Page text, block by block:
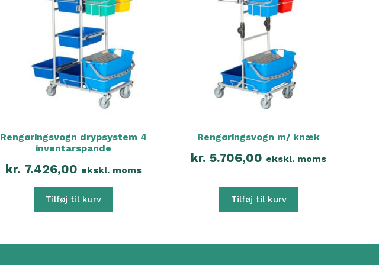
Rengøringsvogn drypsystem 4
inventarspande
kr. 7.426,00 ekskl. moms
Tilføj til kurv
Rengøringsvogn m/ knæk
kr. 5.706,00 ekskl. moms
Tilføj til kurv